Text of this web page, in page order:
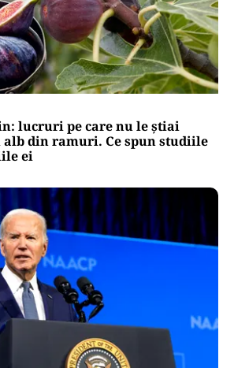
lucruri pe care nu le știai
din ramuri. Ce spun studiile
ei